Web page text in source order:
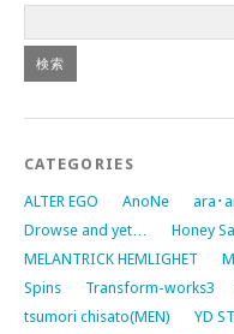
CATEGORIES
ALTER EGO AnoNe ara･
Drowse and yet…
Honey
MELANTRICK HEMLIGHET
Spins
Transform-works3
tsumori chisato(MEN)
YD